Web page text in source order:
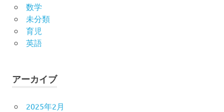
数学
未分類
育児
英語
アーカイブ
2025年2月